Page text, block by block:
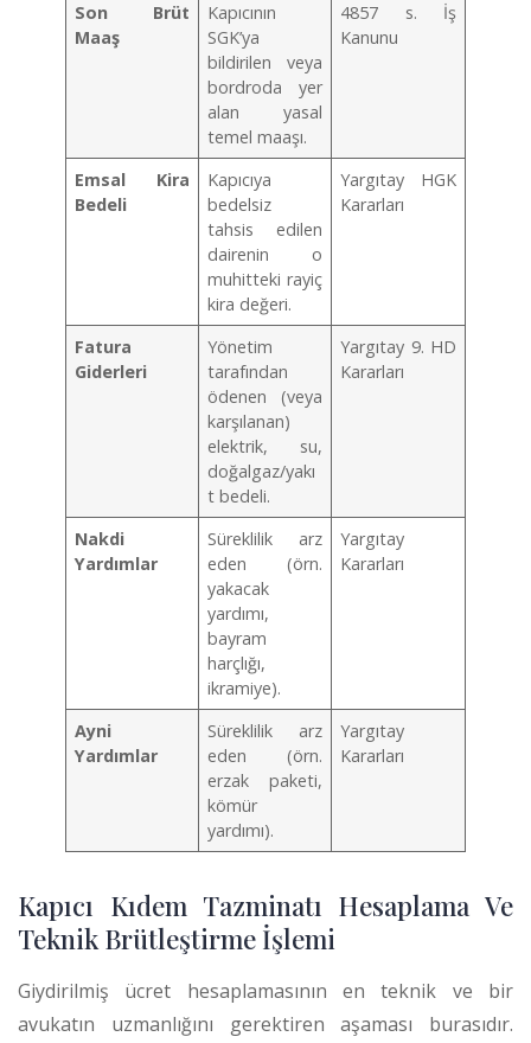
Son Brüt
Maaş
Kapıcının
SGK’ya
bildirilen veya
bordroda yer
alan yasal
temel maaşı.
4857 s. İş
Kanunu
Emsal Kira
Bedeli
Kapıcıya
bedelsiz
tahsis edilen
dairenin o
muhitteki rayiç
kira değeri.
Yargıtay HGK
Kararları
Fatura
Giderleri
Yönetim
tarafından
ödenen (veya
karşılanan)
elektrik, su,
doğalgaz/yakı
t bedeli.
Yargıtay 9. HD
Kararları
Nakdi
Yardımlar
Süreklilik arz
eden (örn.
yakacak
yardımı,
bayram
harçlığı,
ikramiye).
Yargıtay
Kararları
Ayni
Yardımlar
Süreklilik arz
eden (örn.
erzak paketi,
kömür
yardımı).
Yargıtay
Kararları
Kapıcı Kıdem Tazminatı Hesaplama Ve
Teknik Brütleştirme İşlemi
Giydirilmiş ücret hesaplamasının en teknik ve bir
avukatın uzmanlığını gerektiren aşaması burasıdır.